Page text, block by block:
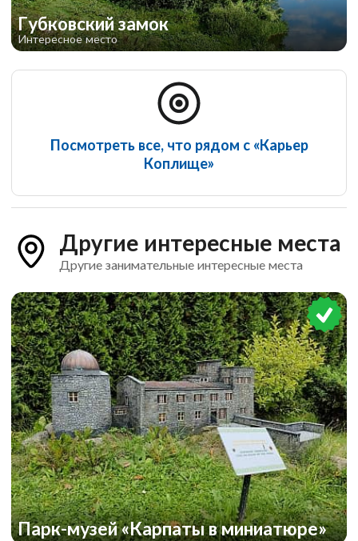
Губковский замок
Интересное место
Посмотреть все, что рядом с «Карьер
Коплище»
Другие интересные места
Другие занимательные интересные места
Парк-музей «Карпаты в миниатюре»